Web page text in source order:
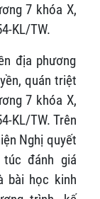
7 khóa X,
KL/TW.
địa phương
quán triệt
7 khóa X,
KL/TW. Trên
Nghị quyết
đánh giá
bài học kinh